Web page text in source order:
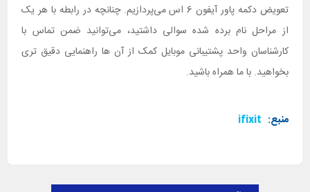
تعویض دکمه پاور آیفون 6 اس می‌پردازیم. چنانچه در رابطه با هر یک
از مراحل نام برده شده سوالی داشتید، می‌توانید ضمن تماس با
کارشناسان واحد پشتیبانی موبایل کمک از آن ها راهنمایی دقیق تری
بخواهید. با ما همراه باشید.
منبع: ifixit